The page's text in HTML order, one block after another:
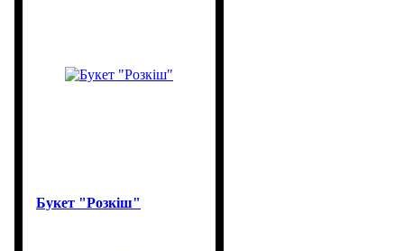
Букет "Розкіш"